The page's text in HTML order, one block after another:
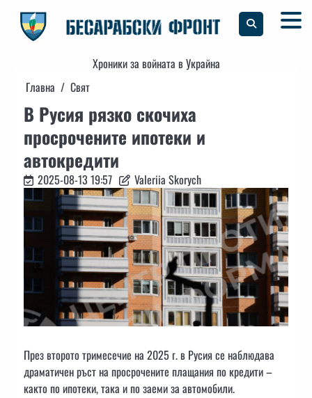
content
Хроники за войната в Украйна
Главна
Свят
В Русия рязко скочиха
просрочените ипотеки и
автокредити
2025-08-13 19:57 Valeriia Skorych
През второто тримесечие на 2025 г. в Русия се наблюдава
драматичен ръст на просрочените плащания по кредити –
както по ипотеки, така и по заеми за автомобили.